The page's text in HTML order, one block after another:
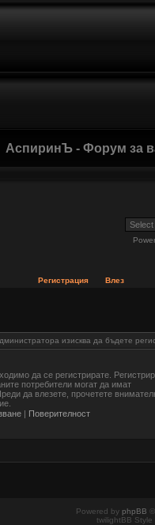
АспиринЪ - Форум за
Регистрация
Влез
изисква да бъдете
да се регистрирате.
потребители могат да имат
да влезете, прочетете
| Поверителност
Powered by phpBB
twilightBB